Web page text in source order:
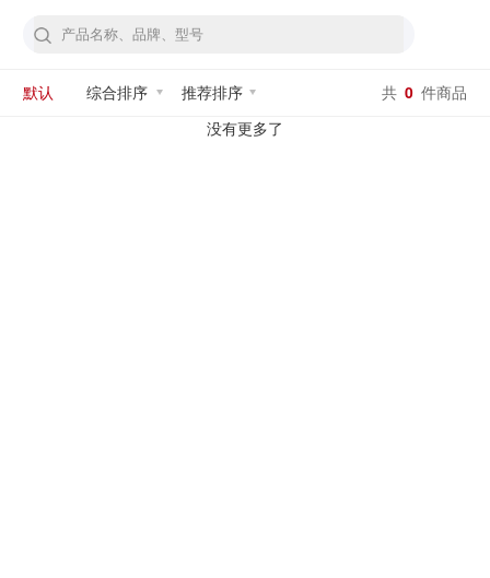
默认 综合排序 推荐排序 共 0 件商品
没有更多了